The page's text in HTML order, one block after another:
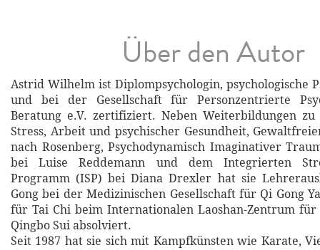
Über den Autor
Astrid Wilhelm ist Diplompsychologin, psychologische
und bei der Gesellschaft für Personzentrierte
Beratung e.V. zertifiziert. Neben Weiterbildungen zu
Stress, Arbeit und psychischer Gesundheit,
nach Rosenberg, Psychodynamisch Imaginativer
bei Luise Reddemann und dem Integrierten
Programm (ISP) bei Diana Drexler hat sie
Gong bei der Medizinischen Gesellschaft für Qi Gong
für Tai Chi beim Internationalen Laoshan-Zentrum für
Qingbo Sui absolviert.
Seit 1987 hat sie sich mit Kampfkünsten wie Karate,